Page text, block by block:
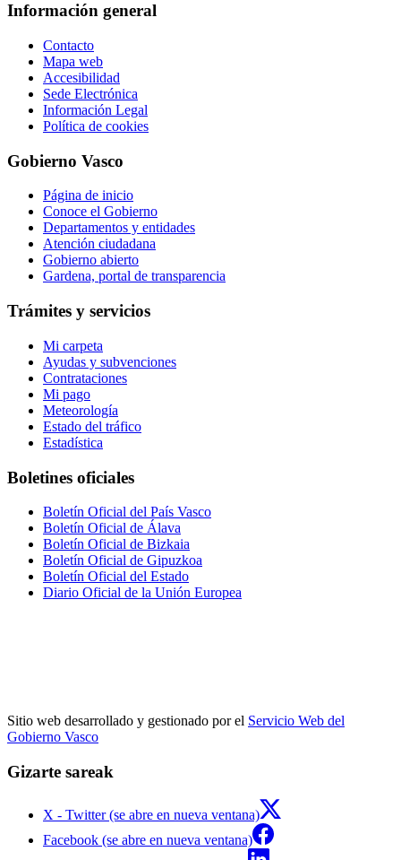
Información general
Contacto
Mapa web
Accesibilidad
Sede Electrónica
Información Legal
Política de cookies
Gobierno Vasco
Página de inicio
Conoce el Gobierno
Departamentos y entidades
Atención ciudadana
Gobierno abierto
Gardena, portal de transparencia
Trámites y servicios
Mi carpeta
Ayudas y subvenciones
Contrataciones
Mi pago
Meteorología
Estado del tráfico
Estadística
Boletines oficiales
Boletín Oficial del País Vasco
Boletín Oficial de Álava
Boletín Oficial de Bizkaia
Boletín Oficial de Gipuzkoa
Boletín Oficial del Estado
Diario Oficial de la Unión Europea
Sitio web desarrollado y gestionado por el Servicio Web del
Gobierno Vasco
Gizarte sareak
X - Twitter (se abre en nueva ventana)
Facebook (se abre en nueva ventana)